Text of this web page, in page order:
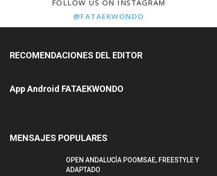
FOLLOW US ON INSTAGRAM
@FATAEKWONDO
RECOMENDACIONES DEL EDITOR
App Android FATAEKWONDO
MENSAJES POPULARES
OPEN ANDALUCÍA POOMSAE, FREESTYLE Y
ADAPTADO